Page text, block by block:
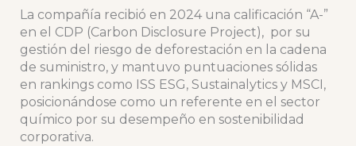
La compañía recibió en 2024 una calificación “A-”
en el CDP (Carbon Disclosure Project), por su
gestión del riesgo de deforestación en la cadena
de suministro, y mantuvo puntuaciones sólidas
en rankings como ISS ESG, Sustainalytics y MSCI,
posicionándose como un referente en el sector
químico por su desempeño en sostenibilidad
corporativa.